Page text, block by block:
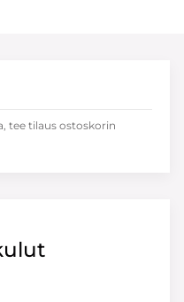
tee tilaus ostoskorin